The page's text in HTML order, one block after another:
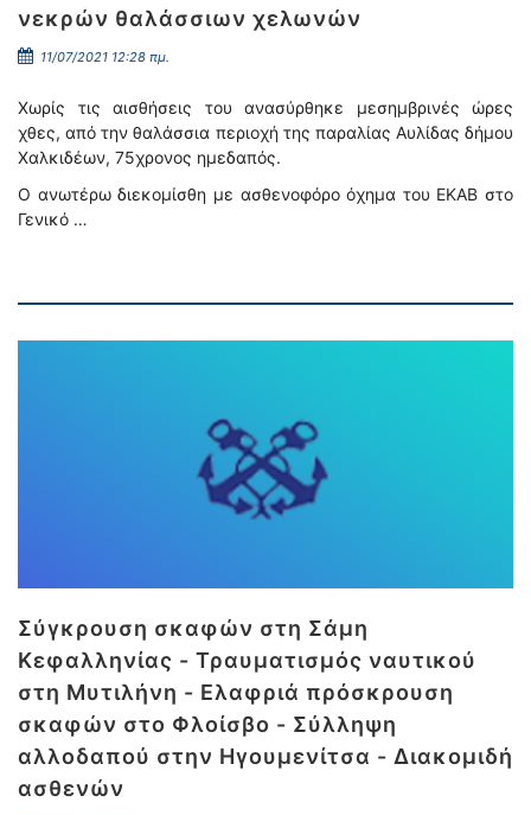
νεκρών θαλάσσιων χελωνών
11/07/2021 12:28 πμ.
Χωρίς τις αισθήσεις του ανασύρθηκε μεσημβρινές ώρες
χθες, από την θαλάσσια περιοχή της παραλίας Αυλίδας δήμου
Χαλκιδέων, 75χρονος ημεδαπός.
Ο ανωτέρω διεκομίσθη με ασθενοφόρο όχημα του ΕΚΑΒ στο
Γενικό …
Σύγκρουση σκαφών στη Σάμη
Κεφαλληνίας - Τραυματισμός ναυτικού
στη Μυτιλήνη - Ελαφριά πρόσκρουση
σκαφών στο Φλοίσβο - Σύλληψη
αλλοδαπού στην Ηγουμενίτσα - Διακομιδή
ασθενών